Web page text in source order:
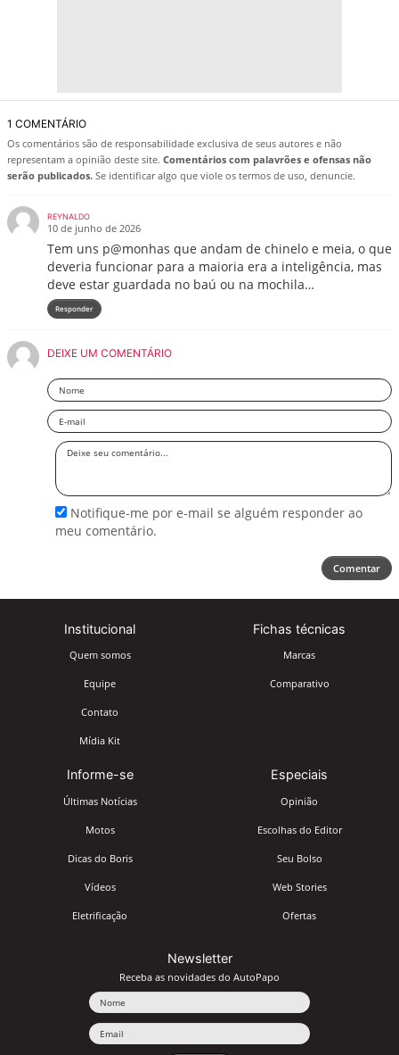
1 COMENTÁRIO
Os comentários são de responsabilidade exclusiva de seus autores e não
representam a opinião deste site. Comentários com palavrões e ofensas não
serão publicados. Se identificar algo que viole os termos de uso, denuncie.
REYNALDO
10 de junho de 2026
Tem uns p@monhas que andam de chinelo e meia, o que
deveria funcionar para a maioria era a inteligência, mas
deve estar guardada no baú ou na mochila…
Responder
DEIXE UM COMENTÁRIO
Nome
Email
Deixe
Notifique-me por e-mail se alguém responder ao
meu comentário.
Comentar
Institucional
Quem somos
Equipe
Contato
Mídia Kit
Fichas técnicas
Marcas
Comparativo
Informe-se
Últimas Notícias
Motos
Dicas do Boris
Vídeos
Eletrificação
Especiais
Opinião
Escolhas do Editor
Seu Bolso
Web Stories
Ofertas
Newsletter
Receba as novidades do AutoPapo